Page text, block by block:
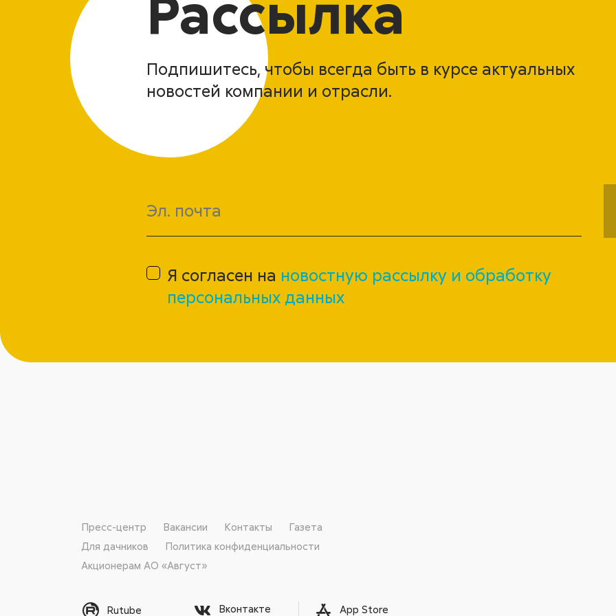
Подпишитесь, чтобы всегда быть в курсе актуальных
новостей компании и отрасли.
Я согласен на новостную рассылку и обработку
персональных данных
Пресс-центр Вакансии Контакты
Газета
Для дачников
Политика конфиденциальности
Акционерам АО «Август»
Rutube Вконтакте App Store